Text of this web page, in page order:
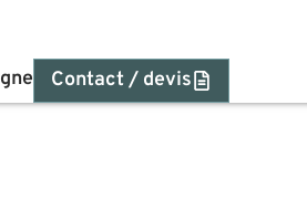
Contact / devis